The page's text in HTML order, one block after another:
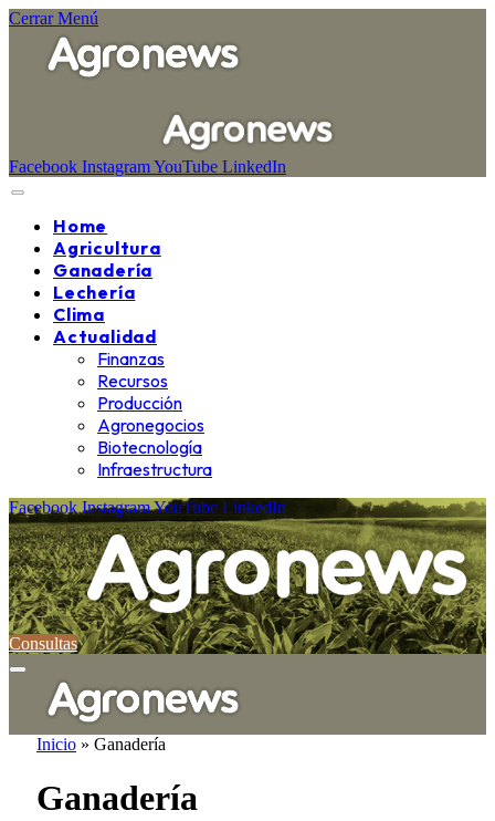
Cerrar Menú
Facebook InstagramYouTube LinkedIn
Home
Agricultura
Ganadería
Lechería
Clima
Actualidad
Finanzas
Recursos
Producción
Agronegocios
Biotecnología
Infraestructura
Facebook InstagramYouTube LinkedIn
Consultas
Inicio » Ganadería
Ganadería